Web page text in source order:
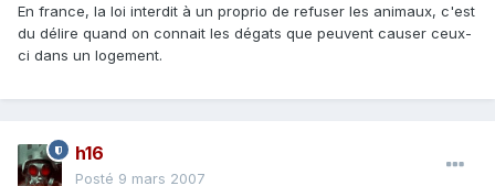
En france, la loi interdit à un proprio de refuser les animaux, c'est
du délire quand on connait les dégats que peuvent causer ceux-
ci dans un logement.
h16
Posté 9 mars 2007